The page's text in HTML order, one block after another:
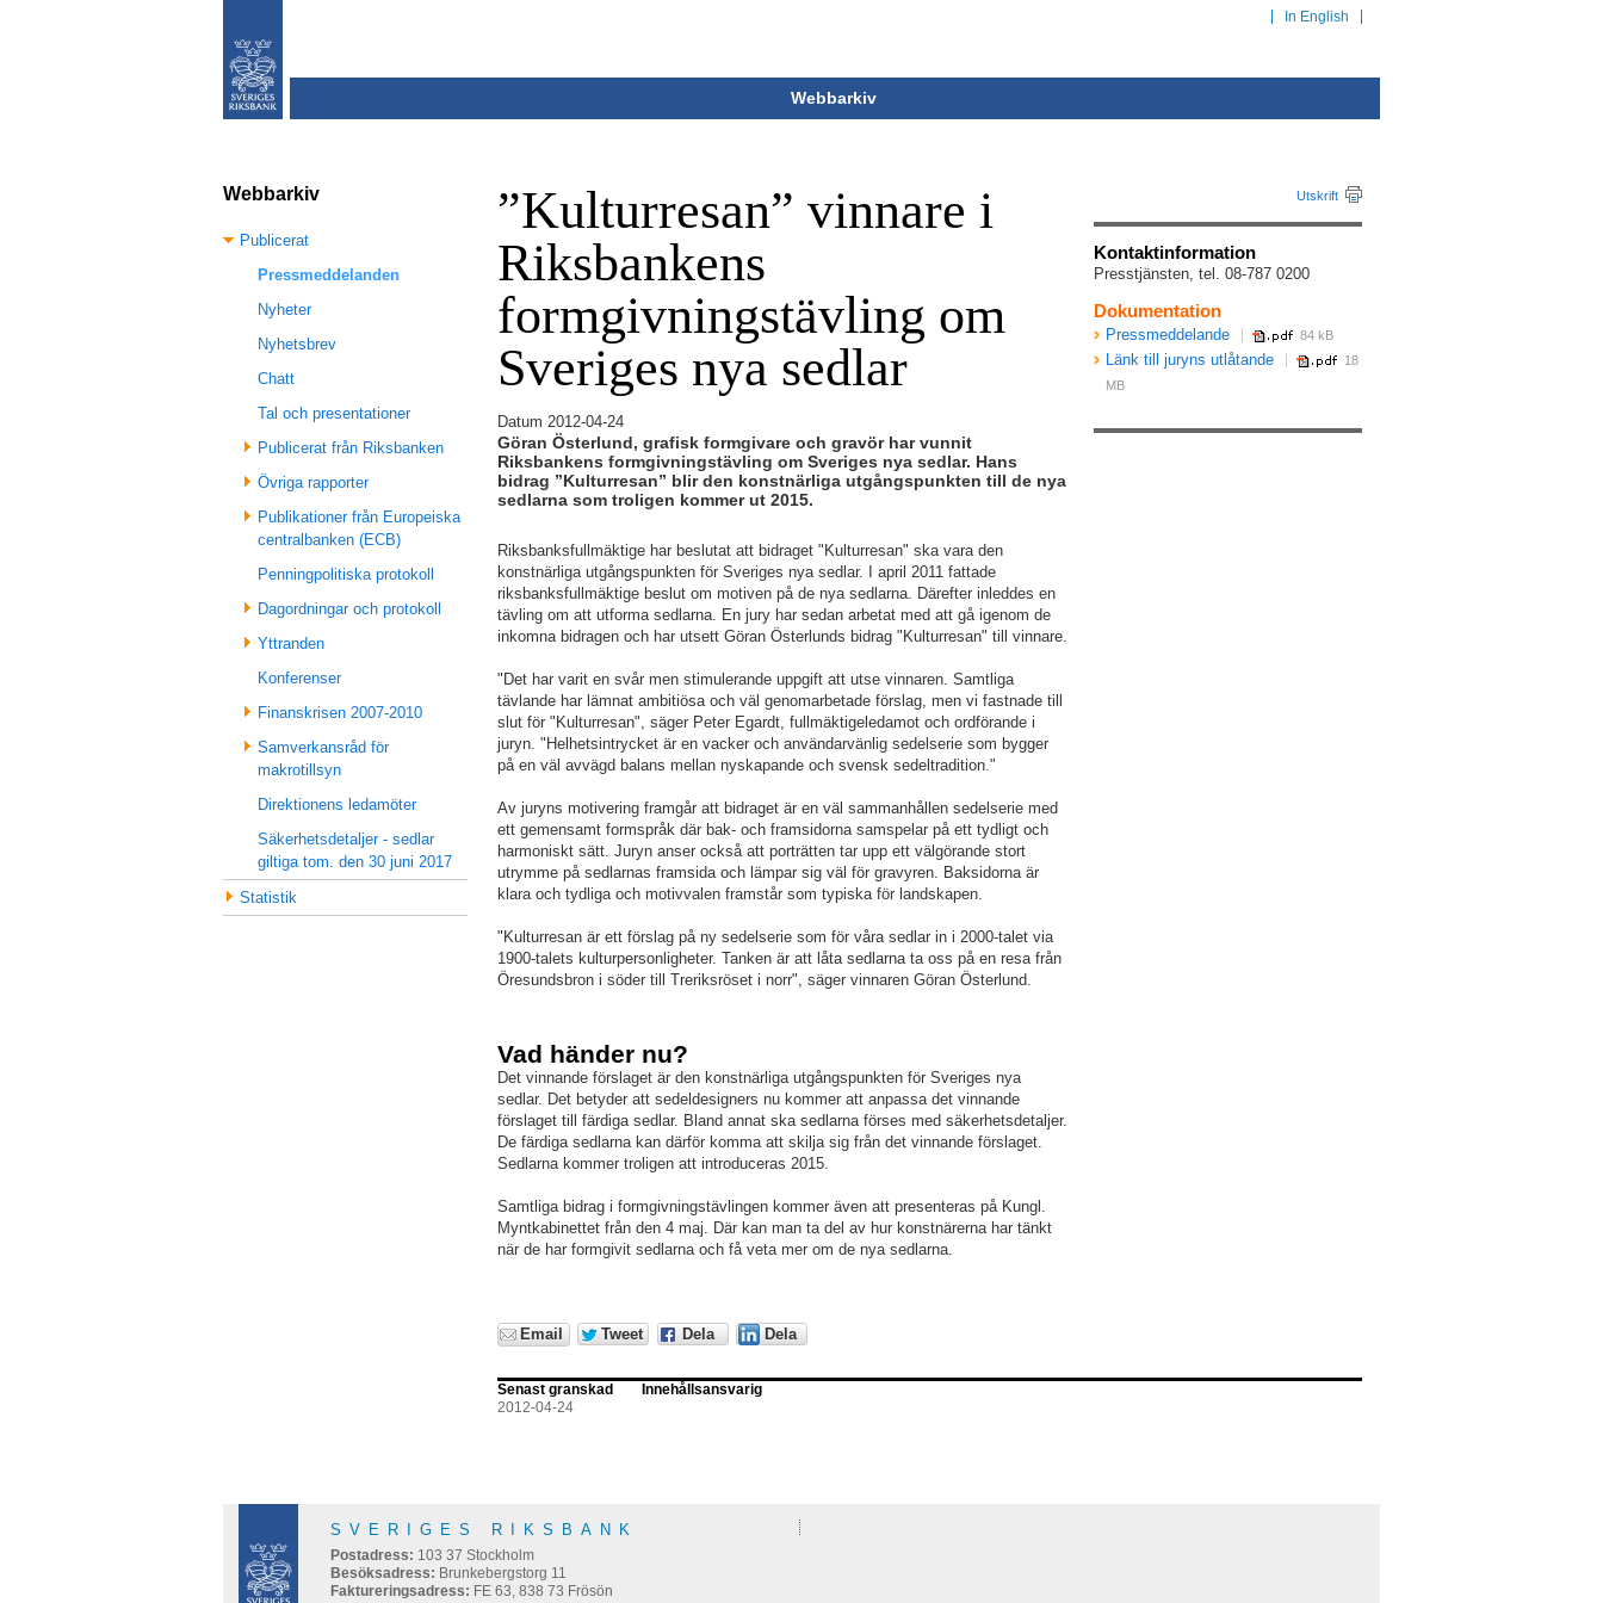
In English
Webbarkiv
”Kulturresan” vinnare i
Riksbankens
formgivningstävling om
Sveriges nya sedlar
Datum 2012-04-24
Göran Österlund, grafisk formgivare och gravör har vunnit
Riksbankens formgivningstävling om Sveriges nya sedlar. Hans
bidrag ”Kulturresan” blir den konstnärliga utgångspunkten till de nya
sedlarna som troligen kommer ut 2015.
Riksbanksfullmäktige har beslutat att bidraget "Kulturresan" ska vara den
konstnärliga utgångspunkten för Sveriges nya sedlar. I april 2011 fattade
riksbanksfullmäktige beslut om motiven på de nya sedlarna. Därefter inleddes en
tävling om att utforma sedlarna. En jury har sedan arbetat med att gå igenom de
inkomna bidragen och har utsett Göran Österlunds bidrag "Kulturresan" till vinnare.
"Det har varit en svår men stimulerande uppgift att utse vinnaren. Samtliga
tävlande har lämnat ambitiösa och väl genomarbetade förslag, men vi fastnade till
slut för "Kulturresan", säger Peter Egardt, fullmäktigeledamot och ordförande i
juryn. "Helhetsintrycket är en vacker och användarvänlig sedelserie som bygger
på en väl avvägd balans mellan nyskapande och svensk sedeltradition."
Av juryns motivering framgår att bidraget är en väl sammanhållen sedelserie med
ett gemensamt formspråk där bak- och framsidorna samspelar på ett tydligt och
harmoniskt sätt. Juryn anser också att porträtten tar upp ett välgörande stort
utrymme på sedlarnas framsida och lämpar sig väl för gravyren. Baksidorna är
klara och tydliga och motivvalen framstår som typiska för landskapen.
"Kulturresan är ett förslag på ny sedelserie som för våra sedlar in i 2000-talet via
1900-talets kulturpersonligheter. Tanken är att låta sedlarna ta oss på en resa från
Öresundsbron i söder till Treriksröset i norr", säger vinnaren Göran Österlund.
Vad händer nu?
Det vinnande förslaget är den konstnärliga utgångspunkten för Sveriges nya
sedlar. Det betyder att sedeldesigners nu kommer att anpassa det vinnande
förslaget till färdiga sedlar. Bland annat ska sedlarna förses med säkerhetsdetaljer.
De färdiga sedlarna kan därför komma att skilja sig från det vinnande förslaget.
Sedlarna kommer troligen att introduceras 2015.
Samtliga bidrag i formgivningstävlingen kommer även att presenteras på Kungl.
Myntkabinettet från den 4 maj. Där kan man ta del av hur konstnärerna har tänkt
när de har formgivit sedlarna och få veta mer om de nya sedlarna.
Utskrift
Kontaktinformation
Presstjänsten, tel. 08-787 0200
Dokumentation
Pressmeddelande 84 kB
Länk till juryns utlåtande
18
MB
Email Tweet Dela Dela
Senast granskad
2012-04-24
Innehållsansvarig
Webbarkiv
Publicerat
Pressmeddelanden
Nyheter
Nyhetsbrev
Chatt
Tal och presentationer
Publicerat från Riksbanken
Övriga rapporter
Publikationer från Europeiska
centralbanken (ECB)
Penningpolitiska protokoll
Dagordningar och protokoll
Yttranden
Konferenser
Finanskrisen 2007-2010
Samverkansråd för
makrotillsyn
Direktionens ledamöter
Säkerhetsdetaljer - sedlar
giltiga tom. den 30 juni 2017
Statistik
SVERIGES RIKSBANK
Postadress: 103 37 Stockholm
Besöksadress: Brunkebergstorg 11
Faktureringsadress: FE 63, 838 73 Frösön